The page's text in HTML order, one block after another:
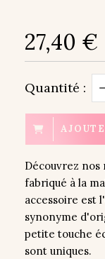
27,40 €
Quantité :
Découvrez
fabriqué à la
accessoire est
synonyme
petite touche
sont uniques.